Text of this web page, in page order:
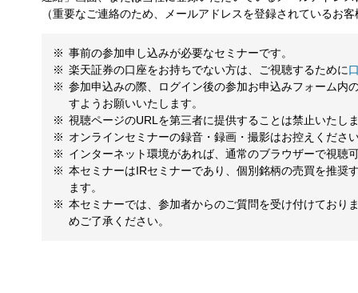
（重要なご連絡のため、メールアドレスを登録されているお
事前の参加申し込みが必要なセミナーです。
楽天証券の口座をお持ちでない方は、ご視聴するために
参加申込みの際、ログイン後の参加お申込みフォーム内
すようお願いいたします。
視聴ページのURLを第三者に提供することは禁止いたし
オンラインセミナーの録音・録画・撮影はお控えくださ
インターネット環境があれば、通常のブラウザーで視聴
本セミナーはIRセミナーであり、個別銘柄の売買を推奨
ます。
本セミナーでは、参加者からのご質問を受け付けており
めご了承ください。